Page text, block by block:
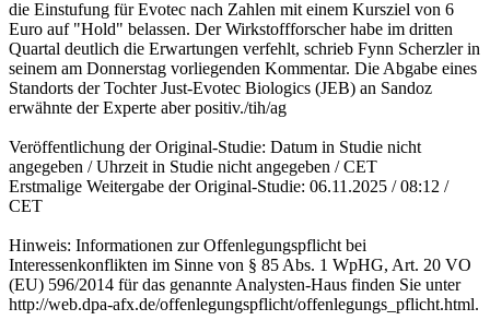
die Einstufung für Evotec nach Zahlen mit einem Kursziel von 6
Euro auf "Hold" belassen. Der Wirkstoffforscher habe im dritten
Quartal deutlich die Erwartungen verfehlt, schrieb Fynn Scherzler in
seinem am Donnerstag vorliegenden Kommentar. Die Abgabe eines
Standorts der Tochter Just-Evotec Biologics (JEB) an Sandoz
erwähnte der Experte aber positiv./tih/ag
Veröffentlichung der Original-Studie: Datum in Studie nicht
angegeben / Uhrzeit in Studie nicht angegeben / CET
Erstmalige Weitergabe der Original-Studie: 06.11.2025 / 08:12 /
CET
Hinweis: Informationen zur Offenlegungspflicht bei
Interessenkonflikten im Sinne von § 85 Abs. 1 WpHG, Art. 20 VO
(EU) 596/2014 für das genannte Analysten-Haus finden Sie unter
http://web.dpa-afx.de/offenlegungspflicht/offenlegungs_pflicht.html.